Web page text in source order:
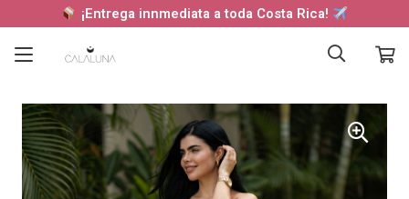
¡Entrega innmediata a toda Costa Rica!